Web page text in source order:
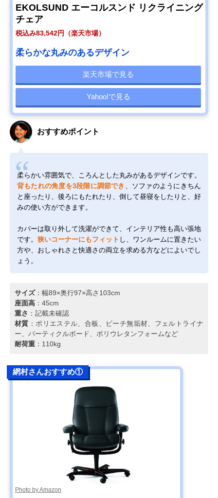
EKOLSUND エーコルスンド リクライニング
チェア
税込み83,542円（楽天市場）
柔らかな丸みのあるデザイン
楽天市場で見る
Yahoo!で見る
おすすめポイント
柔らかい雰囲気で、ころんとした丸みがあるデザインです。
背もたれの角度を3段階に調節でき
、ソファのようにきちん
と座ったり、後ろにもたれたり、倒して昼寝をしたりと、好
みの使い方ができます。
カバーは取り外して洗濯ができて、インテリア性も高い張地
です。 狭いコーナーにもフィット し、ワンルームに置きたい
方や、おしゃれさと快適さの両立を求める方などによいでし
ょう。
サイズ：幅89×奥行97×高さ103cm
座面高 ：45cm
重さ ：記載未確認
材質 ：ポリエステル、合板、ビーチ無垢材、フェルトライナ
ー、パーティクルボード、ポリウレタンフォームなど
耐荷重 ：110kg
網村さんおすすめ①
Photo by Amazon